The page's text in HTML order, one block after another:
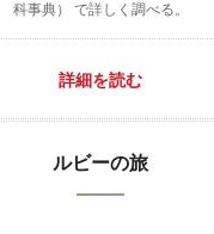
科事典） で詳しく調べる。
詳細を読む
ルビーの旅